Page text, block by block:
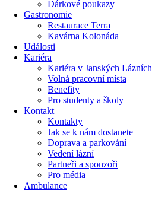
Dárkové poukazy​
Gastronomie
Restaurace Terra
Kavárna Kolonáda
Události
Kariéra
Kariéra v Janských Lázních
Volná pracovní místa
Benefity
Pro studenty a školy
Kontakt
Kontakty
Jak se k nám dostanete
Doprava a parkování
Vedení lázní
Partneři a sponzoři
Pro média
Ambulance